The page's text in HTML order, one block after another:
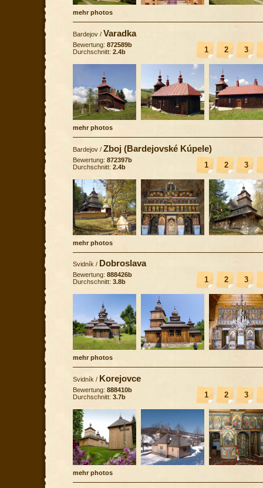
mehr photos
Bardejov / Varadka
1 2 3
Bewertung: 872589b
Durchschnitt: 2.4b
mehr photos
Bardejov / Zboj (Bardejovské Kúpele)
1 2 3
Bewertung: 872397b
Durchschnitt: 2.4b
mehr photos
Svidník / Dobroslava
1 2 3
Bewertung: 888426b
Durchschnitt: 3.8b
mehr photos
Svidník / Korejovce
1 2 3
Bewertung: 888410b
Durchschnitt: 3.7b
mehr photos